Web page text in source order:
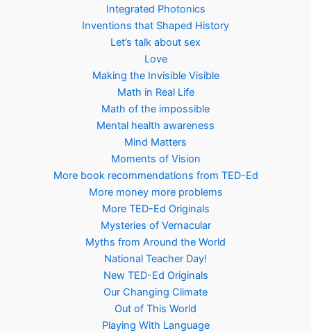
Integrated Photonics
Inventions that Shaped History
Let’s talk about sex
Love
Making the Invisible Visible
Math in Real Life
Math of the impossible
Mental health awareness
Mind Matters
Moments of Vision
More book recommendations from TED-Ed
More money more problems
More TED-Ed Originals
Mysteries of Vernacular
Myths from Around the World
National Teacher Day!
New TED-Ed Originals
Our Changing Climate
Out of This World
Playing With Language